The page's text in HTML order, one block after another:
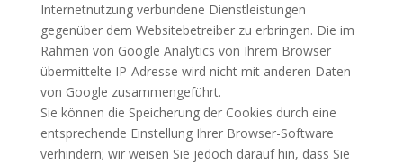
Internetnutzung verbundene Dienstleistungen
gegenüber dem Websitebetreiber zu erbringen. Die im
Rahmen von Google Analytics von Ihrem Browser
übermittelte IP-Adresse wird nicht mit anderen Daten
von Google zusammengeführt.
Sie können die Speicherung der Cookies durch eine
entsprechende Einstellung Ihrer Browser-Software
verhindern; wir weisen Sie jedoch darauf hin, dass Sie